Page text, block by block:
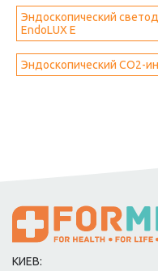
Эндоскопический
EndoLUX E
Эндоскопический СО2-
КИЕВ: